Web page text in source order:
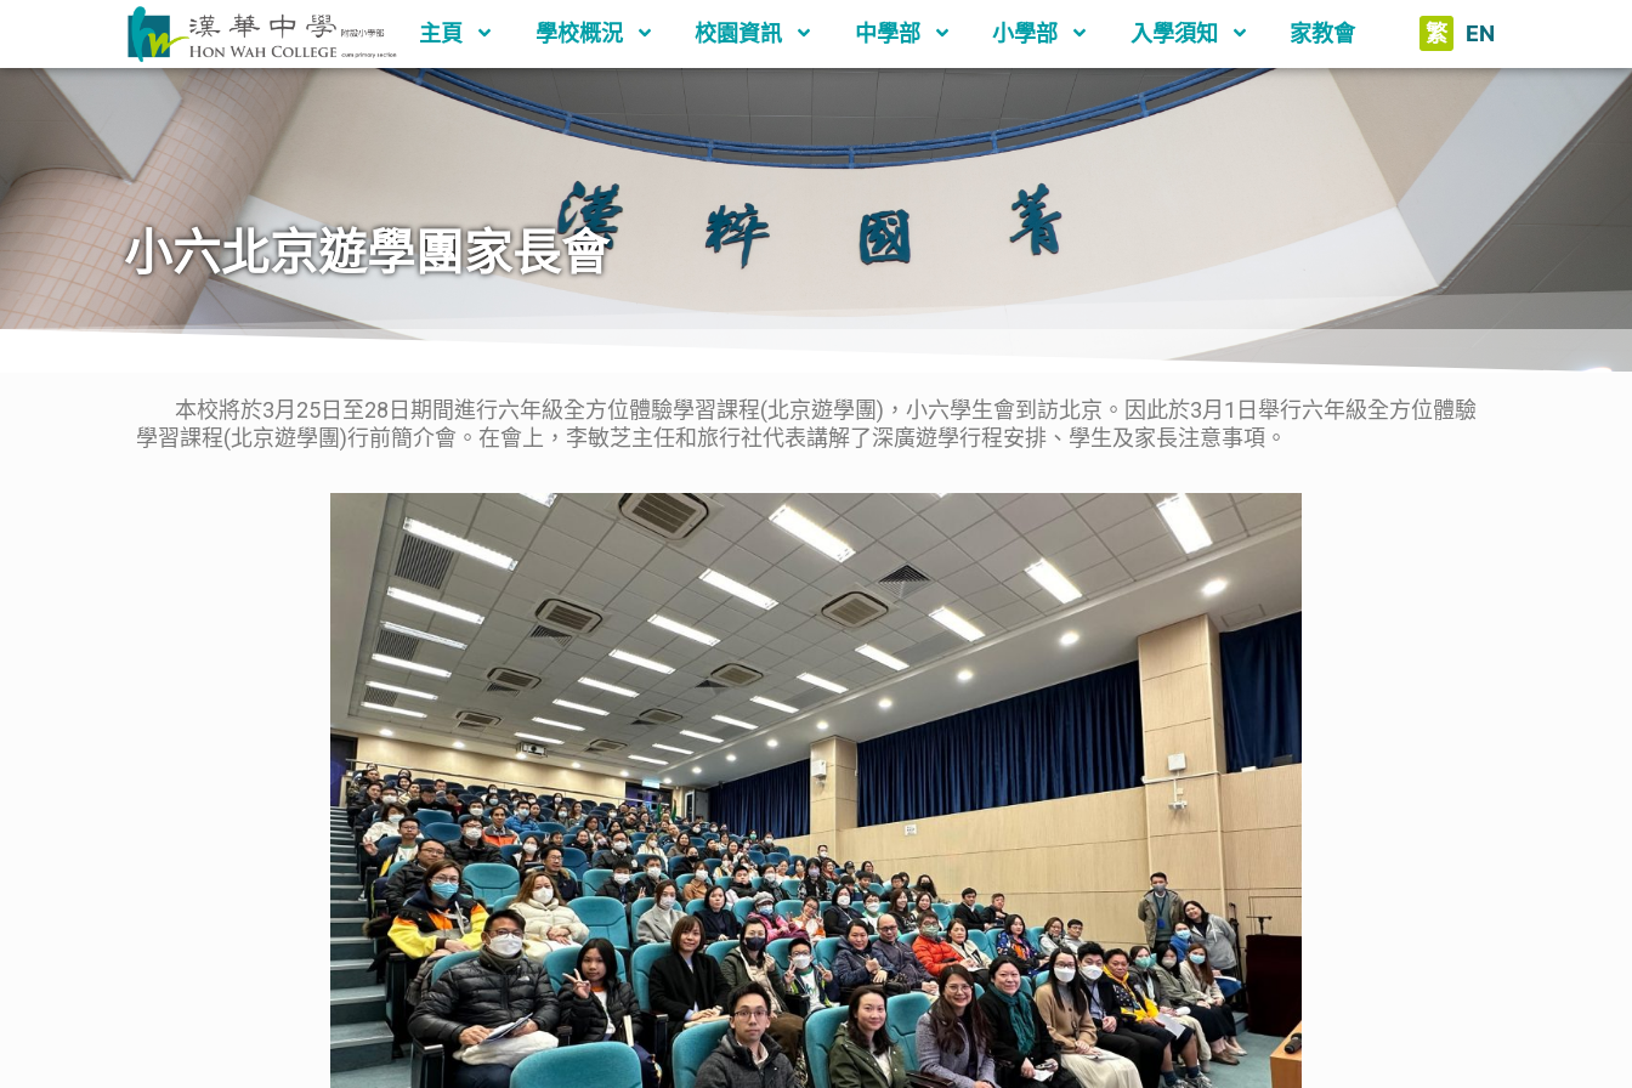
主頁 學校概況 校園資訊 中學部 小學部 入學須知 家教會 繁 EN
小六北京遊學團家長會
本校將於3月25日至28日期間進行六年級全方位體驗學習課程(北京遊學團)，小六學生會到訪北京。因此於3月1日舉行六年級全方位體驗
學習課程(北京遊學團)行前簡介會。在會上，李敏芝主任和旅行社代表講解了深廣遊學行程安排、學生及家長注意事項。